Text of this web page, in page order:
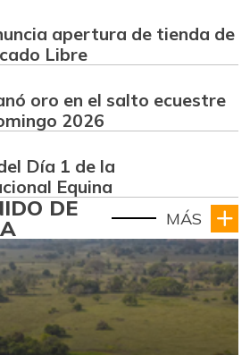
apertura de tienda de
Libre
oro en el salto ecuestre
2026
Día 1 de la
Equina
DE MÁS